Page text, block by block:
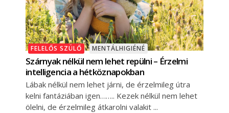
FELELŐS SZÜLŐ MENTÁLHIGIÉNÉ
Szárnyak nélkül nem lehet repülni – Érzelmi
intelligencia a hétköznapokban
Lábak nélkül nem lehet járni, de érzelmileg útra
kelni fantáziában igen…….. Kezek nélkül nem lehet
ölelni, de érzelmileg átkarolni valakit